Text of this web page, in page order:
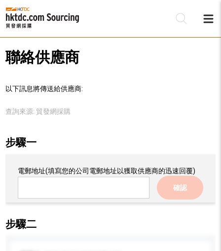
聯絡供應商
以下訊息將傳送給供應商:
查詢來源: 貿發網採購
步驟一
電郵地址(填寫您的公司電郵地址以獲取供應商的迅速回覆)
確認
步驟二